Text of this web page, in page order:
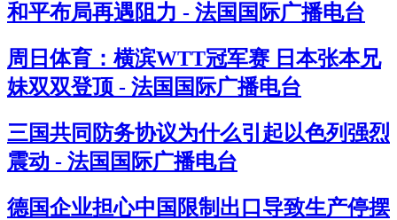
和平布局再遇阻力 - 法国国际广播电台
周日体育：横滨WTT冠军赛 日本张本兄
妹双双登顶 - 法国国际广播电台
三国共同防务协议为什么引起以色列强烈
震动 - 法国国际广播电台
德国企业担心中国限制出口导致生产停摆